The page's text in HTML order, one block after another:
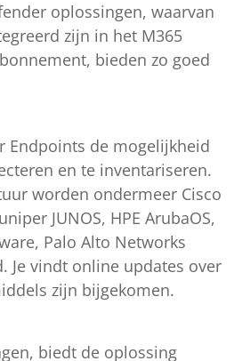
oplossingen, waarvan
zijn in het M365
bieden zo goed
Endpoints de mogelijkheid
en te inventariseren.
worden ondermeer Cisco
JUNOS, HPE ArubaOS,
Palo Alto Networks
Je vindt online updates over
zijn bijgekomen.
biedt de oplossing